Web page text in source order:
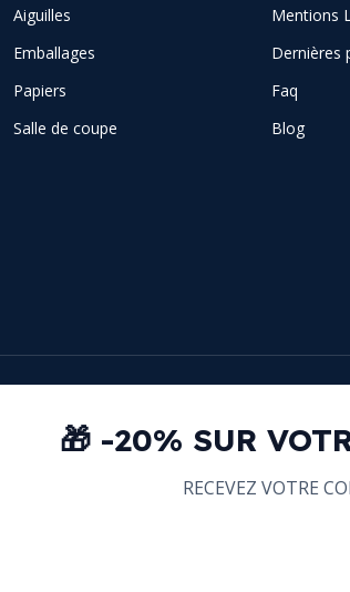
Aiguilles
Emballages
Papiers
Salle de coupe
Mentions
Dernières
Faq
Blog
🎁 -20% SUR
RECEVEZ VOTRE